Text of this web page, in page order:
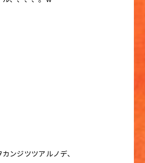
ンジツツアルノデ、